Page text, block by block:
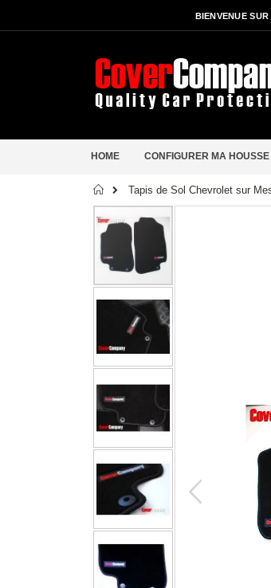
BIENVENUE
HOME CONFIGURER MA
Accueil
Tapis de Sol Chevrolet sur
Passer
à
la
de
galerie
d’images